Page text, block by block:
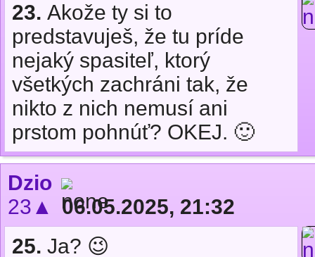
23. Akože ty si to
predstavuješ, že tu príde
nejaký spasiteľ, ktorý
všetkých zachráni tak, že
nikto z nich nemusí ani
prstom pohnúť? OKEJ. 🙂
Dzio
23▲
06.05.2025, 21:32
25. Ja? 😉